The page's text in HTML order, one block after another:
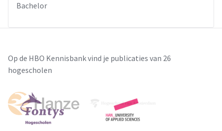
Bachelor
Op de HBO Kennisbank vind je publicaties van 26
hogescholen